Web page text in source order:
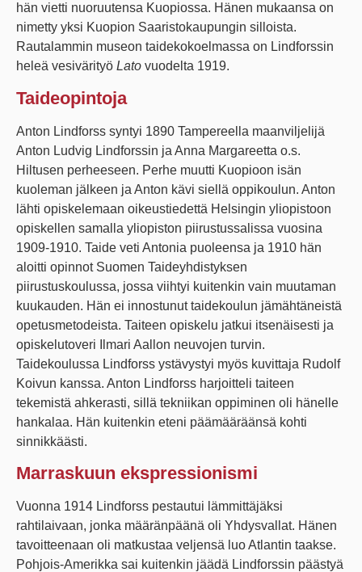
hän vietti nuoruutensa Kuopiossa. Hänen mukaansa on
nimetty yksi Kuopion Saaristokaupungin silloista.
Rautalammin museon taidekokoelmassa on Lindforssin
heleä vesivärityö Lato vuodelta 1919.
Taideopintoja
Anton Lindforss syntyi 1890 Tampereella maanviljelijä
Anton Ludvig Lindforssin ja Anna Margareetta o.s.
Hiltusen perheeseen. Perhe muutti Kuopioon isän
kuoleman jälkeen ja Anton kävi siellä oppikoulun. Anton
lähti opiskelemaan oikeustiedettä Helsingin yliopistoon
opiskellen samalla yliopiston piirustussalissa vuosina
1909-1910. Taide veti Antonia puoleensa ja 1910 hän
aloitti opinnot Suomen Taideyhdistyksen
piirustuskoulussa, jossa viihtyi kuitenkin vain muutaman
kuukauden. Hän ei innostunut taidekoulun jämähtäneistä
opetusmetodeista. Taiteen opiskelu jatkui itsenäisesti ja
opiskelutoveri Ilmari Aallon neuvojen turvin.
Taidekoulussa Lindforss ystävystyi myös kuvittaja Rudolf
Koivun kanssa. Anton Lindforss harjoitteli taiteen
tekemistä ahkerasti, sillä tekniikan oppiminen oli hänelle
hankalaa. Hän kuitenkin eteni päämääräänsä kohti
sinnikkäästi.
Marraskuun ekspressionismi
Vuonna 1914 Lindforss pestautui lämmittäjäksi
rahtilaivaan, jonka määränpäänä oli Yhdysvallat. Hänen
tavoitteenaan oli matkustaa veljensä luo Atlantin taakse.
Pohjois-Amerikka sai kuitenkin jäädä Lindforssin päästyä